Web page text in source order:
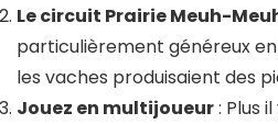
Le circuit Prairie Meuh-
particulièrement généreux
les vaches produisaient des
Jouez en multijoueur: Plus